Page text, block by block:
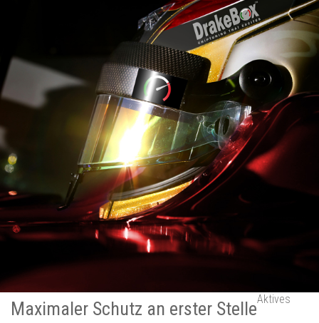
Maximaler Schutz an erster StelleAktives